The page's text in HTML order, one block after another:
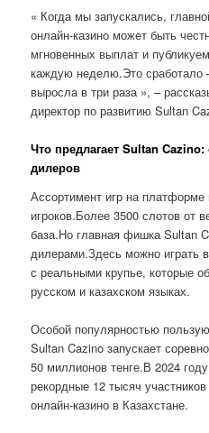
« Когда мы запускались,
онлайн-казино может быть
мгновенных выплат и
каждую неделю.Это сработало
выросла в три раза », –
директор по развитию Sultan
Что предлагает Sultan
дилеров
Ассортимент игр на
игроков.Более 3500 слотов от
база.Но главная фишка Sultan
дилерами.Здесь можно играть
с реальными крупье, которые
русском и казахском языках.
Особой популярностью
Sultan Cazino запускает
50 миллионов тенге.В 2024
рекордные 12 тысяч
онлайн-казино в Казахстане.